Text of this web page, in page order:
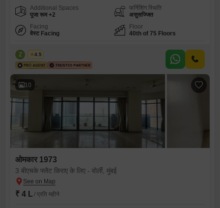
Additional Spaces
पूजा रूम +2
फर्निशिंग स्थिति
असुसज्जित
Facing
वेस्ट Facing
Floor
40th of 75 Floors
Z Zeltro
4.5
10
ओमकार 1973
3 बीएचके फ्लैट किराए के लिए - वोर्ली, मुंबई
₹ 4 L / प्रति महीने